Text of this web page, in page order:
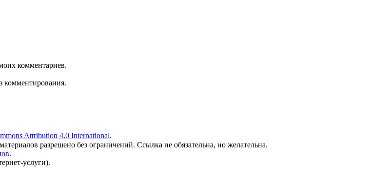
комментариев.
комментирования.
Attribution 4.0 International.
разрешено без ограничений. Ссылка не обязательна, но желательна.
.
услуги).